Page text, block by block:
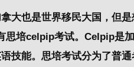
大也是世界移民大国，但
思培celpip考试。Celpip是
技能。思培考试分为了普